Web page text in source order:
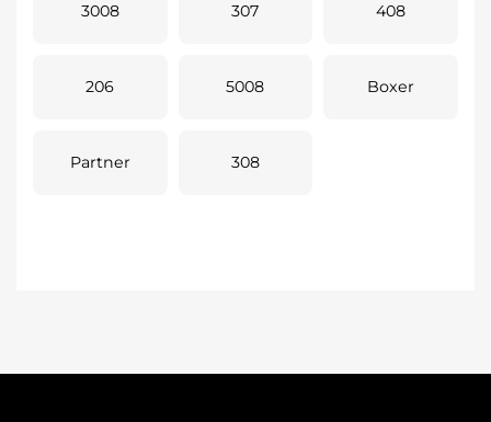
3008 307 408
206 5008 Boxer
Partner 308